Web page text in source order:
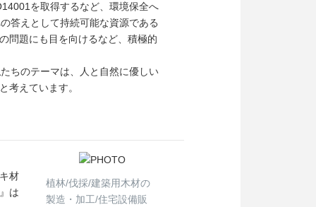
を取得するなど、環境保全へ
答えとして持続可能な資源である
問題にも目を向けるなど、積極的
ちのテーマは、人と自然に優しい
考えています。
材
は
植林/伐採/建築用木材の
製造・加工/住宅設備販